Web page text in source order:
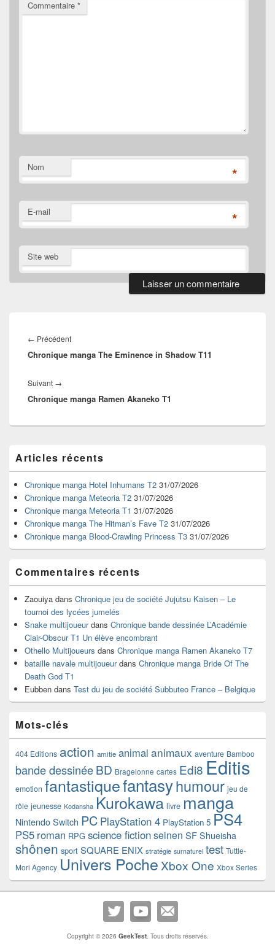
Commentaire *
Nom *
E-mail *
Site web
de
l’article
← PrécédentArticle
précédent :
Chronique manga The Eminence in Shadow T11
Suivant →
suivant :
Chronique manga Ramen Akaneko T1
principale
de
widget
pour
barre
latérale
Articles récents
Chronique manga Hotel Inhumans T2 31/07/2026
Chronique manga Meteoria T2 31/07/2026
Chronique manga Meteoria T1 31/07/2026
Chronique manga The Hitman’s Fave T2 31/07/2026
Chronique manga Blood-Crawling Princess T3 31/07/2026
Commentaires récents
Zaouiya dans Chronique jeu de société Jujutsu Kaisen – Le
tournoi des lycées jumelés
Snake multijoueurdans Chronique bande dessinée L’Académie
Clair-Obscur T1 Un élève encombrant
Othello Multijoueurs dans Chronique manga Ramen Akaneko T7
bataille navale multijoueurdans Chronique manga Bride Of The
Death God T1
Eubben dans Test du jeu de société Subbuteo France – Belgique
Mots-clés
404 Editions action amitie animal animaux aventure Bamboo
bande dessinéeBD Bragelonne cartes Edi8 Editis
emotion fantastiquefantasyhumour jeu de
rôle jeunesse Kodansha Kurokawa livre manga
Nintendo Switch PC PlayStation 4 PlayStation 5 PS4
PS5 roman RPG science fictionseinen SF Shueisha
shônen sport SQUARE ENIX stratégie surnaturel test Tuttle-
Mori Agency Univers Poche Xbox One Xbox Series
Copyright © 2026 GeekTest. Tous droits réservés.